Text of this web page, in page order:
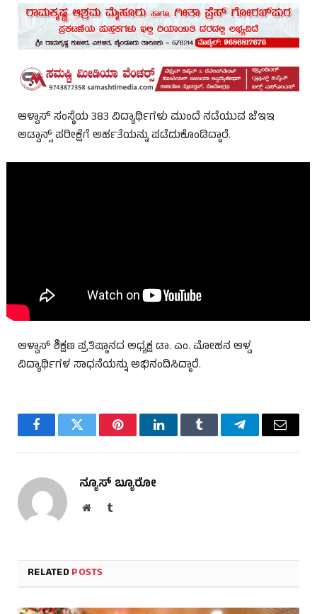
ಆಳ್ವಾಸ್ ಸಂಸ್ಥೆಯ 383 ವಿದ್ಯಾರ್ಥಿಗಳು ಮುಂದೆ ನಡೆಯುವ ಜೆಇಇ
ಅಡ್ವಾನ್ಸ್ ಪರೀಕ್ಷೆಗೆ ಅರ್ಹತೆಯನ್ನು ಪಡೆದುಕೊಂಡಿದ್ದಾರೆ.
ಆಳ್ವಾಸ್ ಶಿಕ್ಷಣ ಪ್ರತಿಷ್ಠಾನದ ಅಧ್ಯಕ್ಷ ಡಾ. ಎಂ. ಮೋಹನ ಆಳ್ವ
ವಿದ್ಯಾರ್ಥಿಗಳ ಸಾಧನೆಯನ್ನು ಅಭಿನಂದಿಸಿದ್ದಾರೆ.
FacebookTwitter PinterestLinkedInTumblr TelegramEmail
ನ್ಯೂಸ್ ಬ್ಯೂರೋ
WebsiteTumblr
RELATEDPOSTS